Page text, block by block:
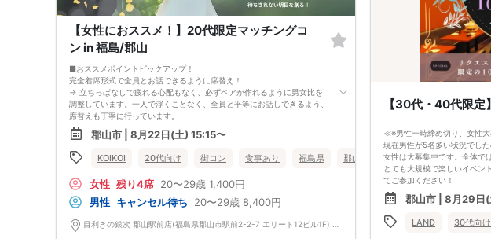
加人数、男女比率と異なる可能性がございます。
5. 当日は店舗の外ではなく店舗内で受付いたします。店内に入り店員に
「街コンで来た」旨をお伝えください。
6. お釣りの用意はございませんので、出ないようにご準備お願いします。
7. 当日は年齢確認のできる身分証をお持ちください。イベントの対象年齢
でないことが発覚した場合、参加費を全額徴収し返金はいたしかねます。
8. 15分以上の遅刻はキャンセルとみなす可能性があります。
9. 当日受付にお越しになってからのキャンセル、途中キャンセルは出来ま
せん。
10. イベント中止に伴うユーザーへの返金額は、チケット代金となり、交
11. 領収書の発行はいたしかねます。
す。8/16(日)20代コン郡山
加人数、男女比率と異なる可
5. 当日は店舗の外ではなく
「街コンで来た」旨をお伝え
6. お釣りの用意はございま
7. 当日は年齢確認のできる身
でないことが発覚した場合、
8. 15分以上の遅刻はキャン
せん。
10. イベント中止に伴うユー
11. 領収書の発行はいたしか
お申し込みが完了した時点で
す。8/16(日)30代メインコン
【女性におススメ！】20代限定マッチングコ
ン in 福島/郡山
■おススメポイントピックアップ！
完全着席形式で全員とお話できるように席替え！
→ 立ちっぱなしで疲れる心配もなく、必ずペアが作れるように男女比を
調整しています。一人で浮くことなく、全員と平等にお話しできるよう、
席替えも丁寧に行っています。
会話を盛り上げるプロフィールシート！
→ 趣味や好みからスムーズに会話がスタート！「何を話そう…」と悩むこ
となく、共通の話題で盛り上がれます。
自然なつながりをサポートするマッチングゲーム開催！
るように返却されるので安心です。
■最少催行人数
男女2対2
■中止判断タイミング
前日20時、または開催6時間前の時点で最少開催人数に満たない場合
郡山市 | 8月22日(土) 15:15〜
KOIKOI 20代向け 街コン 食事あり 福島県 郡山市
女性 残り4席 20〜29歳 1,400円
男性 キャンセル待ち 20〜29歳 8,400円
【30代・40代限
≪※男性一時締め切り、女性
現在男性が5名多い状況でし
女性は大募集中です。全体で
とても大規模で楽しいイベン
てご参加ください！
≪大人気の100人合コンが3時
30代・40代の方の為の【郡山
男性50人、女性50人、合計
99人との出会いは恋人はも
郡山市 | 8月29日
LAND 30代向け